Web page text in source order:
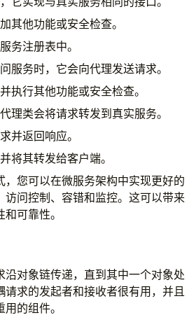
其他功能或安全检查。
务注册表中。
服务时，它会向代理发送请求。
执行其他功能或安全检查。
理类会将请求转发到真实服务。
并返回响应。
将其转发给客户端。
，您可以在微服务架构中实现更好的
访问控制、容错和监控。这可以带来
可靠性。
沿对象链传递，直到其中一个对象处
请求的发起者和接收者很有用，并且
的组件。